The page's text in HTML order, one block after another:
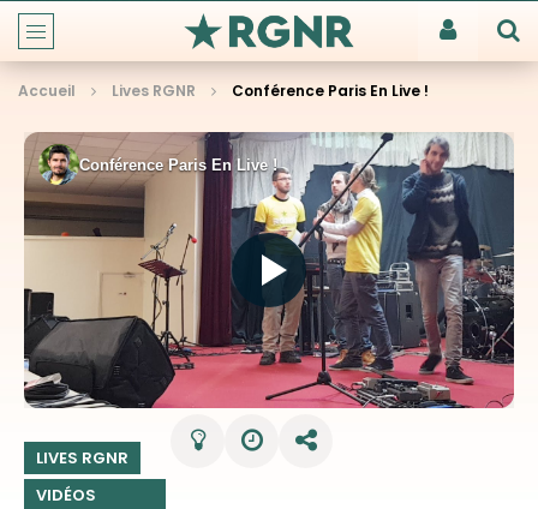
Accueil Lives RGNR Conférence Paris En Live !
LIVES RGNR
VIDÉOS